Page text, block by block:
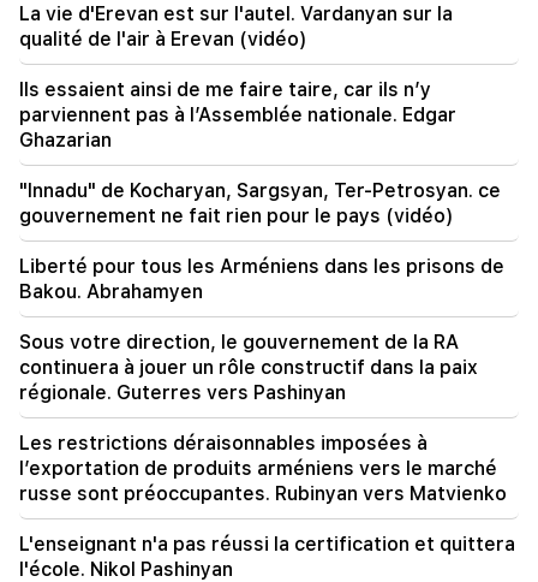
19:01
Aux USA, Facebook et Instagram ont été
condamnés à une amende de 567 millions de
dollars
18:51
Le transfert illégal de 16 millions de roubles vers
l'Arménie a été suspendu à Minvodi
18:30
4 millions 454 mille drams seront confisqués à
l'ancien chef de la communauté de Tatev, Murad
18:19
La Biélorussie n’a pas le système de gestion de
l’URSS. Loukachenko
09:45
L’Église arménienne doit être protégée partout,
mais le moyen d’y mettre fin est de changer de
pouvoir. Tigran Abrahamian
La vie d'Erevan est sur l'autel. Vardanyan sur la
qualité de l'air à Erevan (vidéo)
Ils essaient ainsi de me faire taire, car ils n’y
parviennent pas à l’Assemblée nationale. Edgar
Ghazarian
"Innadu" de Kocharyan, Sargsyan, Ter-Petrosyan. ce
gouvernement ne fait rien pour le pays (vidéo)
Liberté pour tous les Arméniens dans les prisons de
Bakou. Abrahamyen
Sous votre direction, le gouvernement de la RA
continuera à jouer un rôle constructif dans la paix
régionale. Guterres vers Pashinyan
Les restrictions déraisonnables imposées à
l’exportation de produits arméniens vers le marché
russe sont préoccupantes. Rubinyan vers Matvienko
L'enseignant n'a pas réussi la certification et quittera
l'école. Nikol Pashinyan